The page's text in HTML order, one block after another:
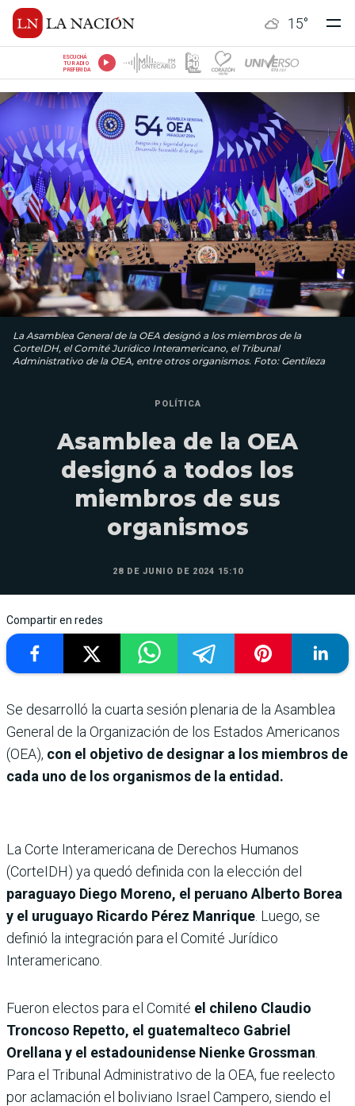
15°
ESCUCHÁ
TU RADIO
PREFERIDA
La Asamblea General de la OEA designó a los miembros de la
CorteIDH, el Comité Jurídico Interamericano, el Tribunal
Administrativo de la OEA, entre otros organismos. Foto: Gentileza
POLÍTICA
Asamblea de la OEA
designó a todos los
miembros de sus
organismos
28 DE JUNIO DE 2024 15:10
Compartir en redes
Se desarrolló la cuarta sesión plenaria de la Asamblea
General de la Organización de los Estados Americanos
(OEA), con el objetivo de designar a los miembros de
cada uno de los organismos de la entidad.
La Corte Interamericana de Derechos Humanos
(CorteIDH) ya quedó definida con la elección del
paraguayo Diego Moreno, el peruano Alberto Borea
y el uruguayo Ricardo Pérez Manrique . Luego, se
definió la integración para el Comité Jurídico
Interamericano.
Fueron electos para el Comité el chileno Claudio
Troncoso Repetto, el guatemalteco Gabriel
Orellana y el estadounidense Nienke Grossman
Para el Tribunal Administrativo de la OEA, fue reelecto
por aclamación el boliviano Israel Campero, siendo el